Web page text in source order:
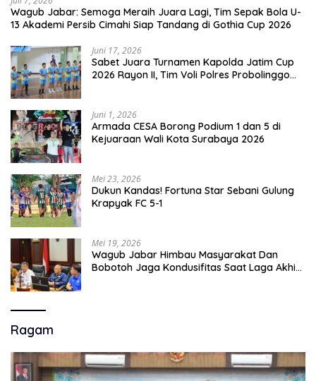
Wagub Jabar: Semoga Meraih Juara Lagi, Tim Sepak Bola U-
13 Akademi Persib Cimahi Siap Tandang di Gothia Cup 2026
Juni 17, 2026
Sabet Juara Turnamen Kapolda Jatim Cup
2026 Rayon II, Tim Voli Polres Probolinggo
Juni 1, 2026
Armada CESA Borong Podium 1 dan 5 di
Kejuaraan Wali Kota Surabaya 2026
Mei 23, 2026
Dukun Kandas! Fortuna Star Sebani Gulung
Krapyak FC 5-1
Mei 19, 2026
Wagub Jabar Himbau Masyarakat Dan
Bobotoh Jaga Kondusifitas Saat Laga Akhir
Ragam